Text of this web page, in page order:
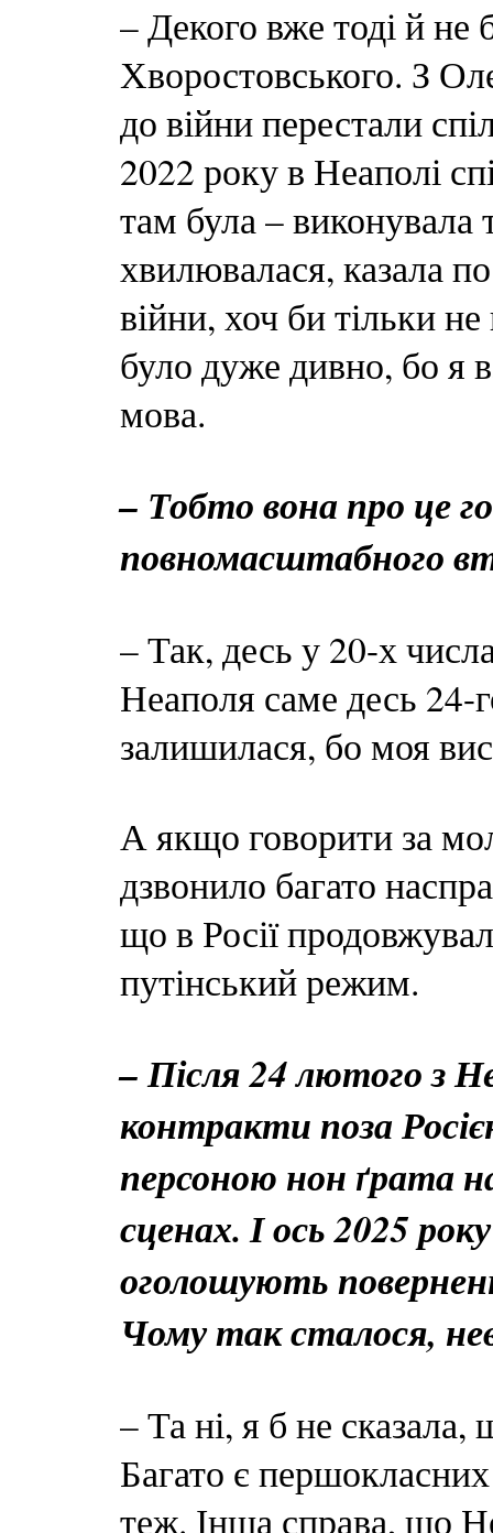
– Декого вже тоді й
Хворостовського. З
до війни перестали
2022 року в Неаполі
там була –
хвилювалася, казала
війни, хоч би тільки
було дуже дивно, бо я
мова.
– Тобто вона про це
повномасштабного
– Так, десь у 20-х
Неаполя саме десь 24-
залишилася, бо моя
А якщо говорити за
дзвонило багато
що в Росії
путінський режим.
– Після 24 лютого з
контракти поза
персоною нон ґрата
сценах. І ось 2025
оголошують
Чому так сталося,
– Та ні, я б не сказала,
Багато є першокласних
теж. Інша справа, що